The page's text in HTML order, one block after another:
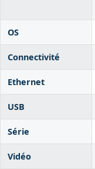
OS
Connectivité
Ethernet
USB
Série
Vidéo